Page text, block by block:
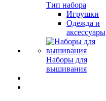
Тип набора
Игрушки
Одежда и
аксессуары
Наборы для
вышивания